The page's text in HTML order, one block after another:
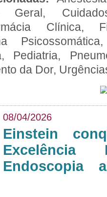
Geral,
Clínica,
Pediatria,
da Dor,
08/04/2026
Einstein
Excelência
Endoscopia